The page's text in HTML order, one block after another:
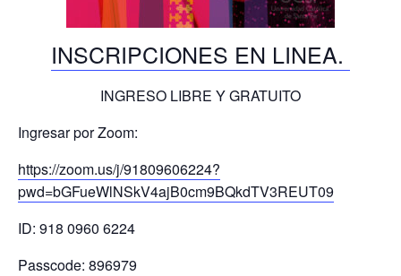
INSCRIPCIONES EN LINEA.
INGRESO LIBRE Y GRATUITO
Ingresar por Zoom:
https://zoom.us/j/91809606224?
pwd=bGFueWlNSkV4ajB0cm9BQkdTV3REUT09
ID: 918 0960 6224
Passcode: 896979